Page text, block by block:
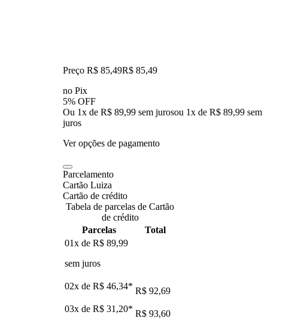
Preço R$ 85,49R$ 85,49
no Pix
5% OFF
Ou 1x de R$ 89,99 sem jurosou 1x de R$ 89,99 sem
juros
Ver opções de pagamento
Parcelamento
Cartão Luiza
Cartão de crédito
Tabela de parcelas de Cartão
de crédito
Parcelas
Total
01x de R$ 89,99
sem juros
02x de R$ 46,34* R$ 92,69
03x de R$ 31,20* R$ 93,60